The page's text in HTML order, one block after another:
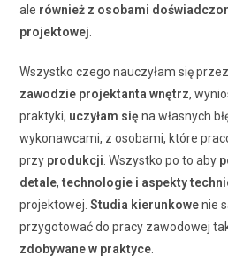
ale również z osobami
projektowej
Wszystko czego nauczyłam się
zawodzie projektanta wnętrz,
praktyki, uczyłam się na własnych
wykonawcami, z osobami, które
przy produkcji . Wszystko po to aby
detale,technologie i aspekty
projektowej.Studia kierunkowenie
przygotować do pracy zawodowej
zdobywane w praktyce